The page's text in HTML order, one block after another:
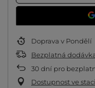
Doprava v Pondělí
Bezplatná
30 dní pro
Dostupnost ve